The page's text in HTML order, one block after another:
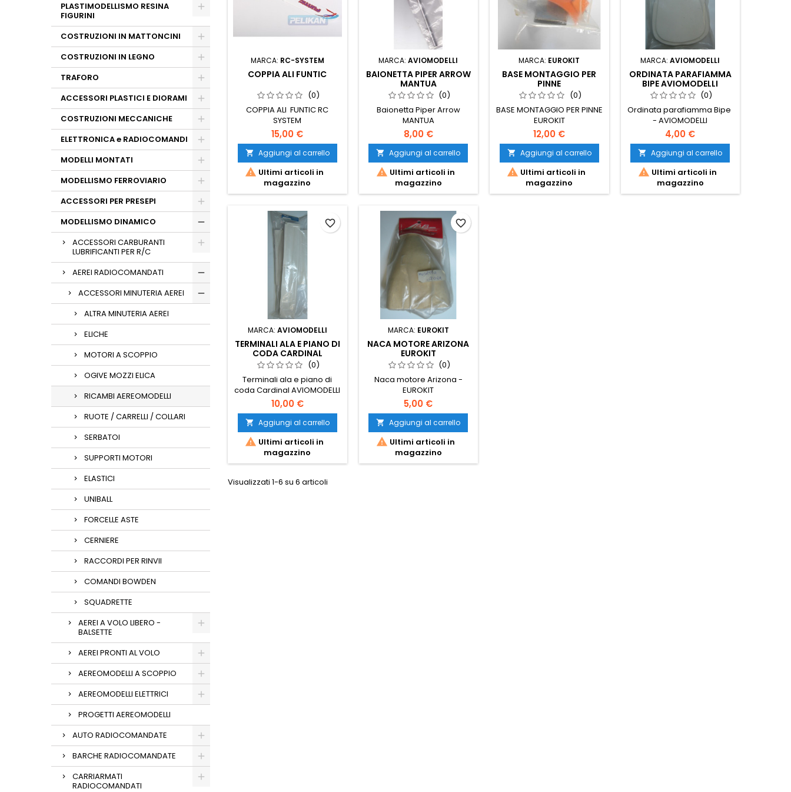
PLASTIMODELLISMO RESINA
FIGURINI
COSTRUZIONI IN MATTONCINI
COSTRUZIONI IN LEGNO
TRAFORO
ACCESSORI PLASTICI E DIORAMI
COSTRUZIONI MECCANICHE
ELETTRONICA e RADIOCOMANDI
MODELLI MONTATI
MODELLISMO FERROVIARIO
ACCESSORI PER PRESEPI
MODELLISMO DINAMICO
ACCESSORI CARBURANTI
LUBRIFICANTI PER R/C
AEREI RADIOCOMANDATI
ACCESSORI MINUTERIA AEREI
ALTRA MINUTERIA AEREI
ELICHE
MOTORI A SCOPPIO
OGIVE MOZZI ELICA
RICAMBI AEREOMODELLI
RUOTE / CARRELLI / COLLARI
SERBATOI
SUPPORTI MOTORI
ELASTICI
UNIBALL
FORCELLE ASTE
CERNIERE
RACCORDI PER RINVII
COMANDI BOWDEN
SQUADRETTE
AEREI A VOLO LIBERO -
BALSETTE
AEREI PRONTI AL VOLO
AEREOMODELLI A SCOPPIO
AEREOMODELLI ELETTRICI
PROGETTI AEREOMODELLI
AUTO RADIOCOMANDATE
BARCHE RADIOCOMANDATE
CARRIARMATI
RADIOCOMANDATI
MARCA: RC-SYSTEM
COPPIA ALI FUNTIC
(0)
COPPIA ALI FUNTIC RC
SYSTEM
15,00 €
 Aggiungi al carrello
 Ultimi articoli in
magazzino
MARCA:AVIOMODELLI
BAIONETTA PIPER ARROW
MANTUA
(0)
Baionetta Piper Arrow
MANTUA
8,00 €
 Aggiungi al carrello
 Ultimi articoli in
magazzino
MARCA: EUROKIT
BASE MONTAGGIO PER
PINNE
(0)
BASE MONTAGGIO PER PINNE
EUROKIT
12,00 €
 Aggiungi al carrello
 Ultimi articoli in
magazzino
MARCA:AVIOMODELLI
ORDINATA PARAFIAMMA
BIPE AVIOMODELLI
(0)
Ordinata parafiamma Bipe
- AVIOMODELLI
4,00 €
 Aggiungi al carrello
 Ultimi articoli in
magazzino
MARCA: AVIOMODELLI
TERMINALI ALA E PIANO DI
CODA CARDINAL
AVIOMODELLI
(0)
Terminali ala e piano di
coda Cardinal AVIOMODELLI
10,00 €
 Aggiungi al carrello
 Ultimi articoli in
magazzino
favorite_border
MARCA: EUROKIT
NACA MOTORE ARIZONA
EUROKIT
(0)
Naca motore Arizona -
EUROKIT
5,00 €
 Aggiungi al carrello
 Ultimi articoli in
magazzino
favorite_border
Visualizzati 1-6 su 6 articoli